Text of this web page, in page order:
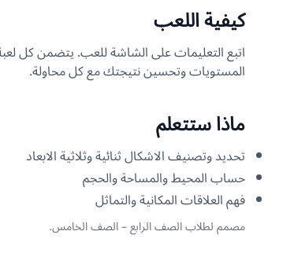
كيفية اللعب
اتبع التعليمات على الشاشة للعب. يتضمن كل
المستويات وتحسين نتيجتك مع كل محاولة.
ماذا ستتعلم
تحديد وتصنيف الاشكال ثنائية وثلاثية الابعاد
حساب المحيط والمساحة والحجم
فهم العلاقات المكانية والتماثل
مصمم لطلاب الصف الرابع – الصف الخامس.